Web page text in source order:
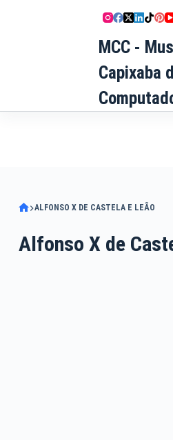
MCC -
Capixaba
ALFONSO X DE CASTELA E LEÃO
Alfonso X de